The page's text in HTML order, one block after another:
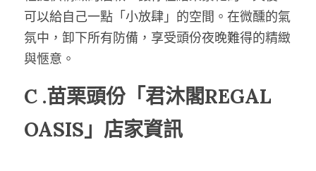
可以給自己一點「小放肆」的空間。在微醺的氣
氛中，卸下所有防備，享受頭份夜晚難得的精緻
與愜意。
C .苗栗頭份「君沐閣REGAL
OASIS」店家資訊